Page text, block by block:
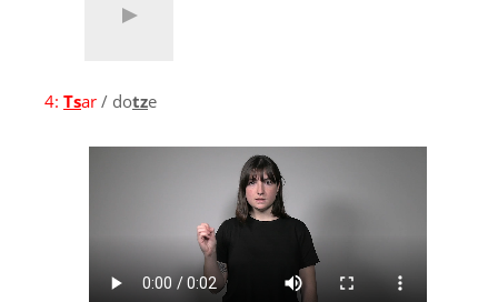
4: Tsar / dotze